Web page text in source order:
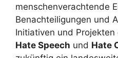
menschenverachtende
Benachteiligungen und
Initiativen und
Hate Speech und Hate